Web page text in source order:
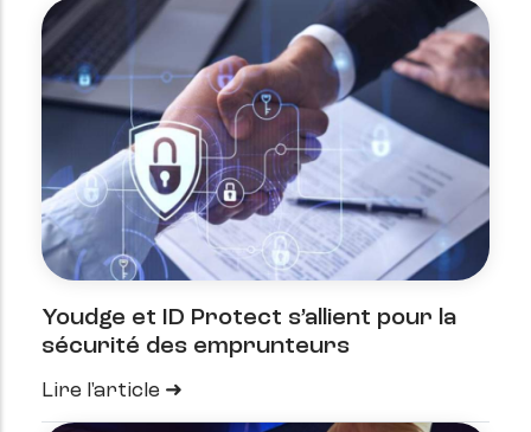
Youdge et ID Protect s’allient pour la
sécurité des emprunteurs
Lire l'article